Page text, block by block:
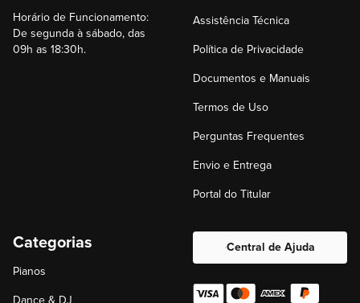
Horário de Funcionamento:
De segunda à sábado, das
09h as 18:30h.
Assistência Técnica
Política de Privacidade
Documentos e Manuais
Termos de Uso
Perguntas Frequentes
Envio e Entrega
Portal do Titular
Categorias
Pianos
Central de Ajuda